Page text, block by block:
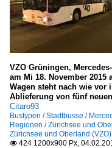
VZO Grüningen,
am Mi 18. November 2015
Wagen steht nach wie vor
Ablieferung von fünf
Citaro93
Bustypen / Stadtbusse /
Regionen / Zürichsee und
Zürichsee und Oberland (VZO)
 424 1200x900 Px,